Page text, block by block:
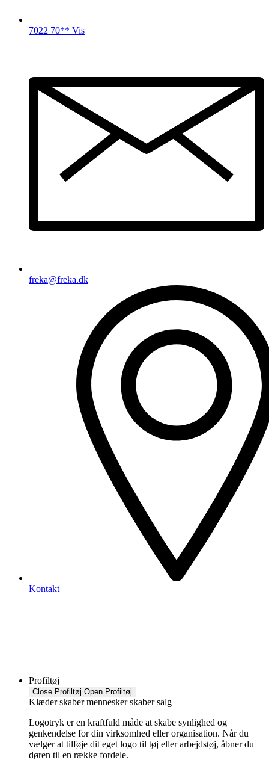
7022 70** Vis
freka@freka.dk
Kontakt
Profiltøj
Close Profiltøj Open Profiltøj
Klæder skaber mennesker skaber salg
Logotryk er en kraftfuld måde at skabe synlighed og
genkendelse for din virksomhed eller organisation. Når du
vælger at tilføje dit eget logo til tøj eller arbejdstøj, åbner du
døren til en række fordele.